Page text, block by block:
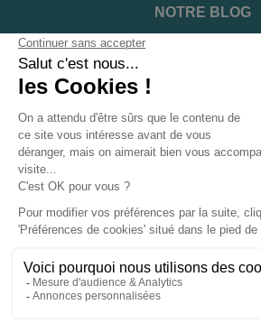
NOTRE BLOG
DEVENIR
NOTRE SERVICE
NOS PARTENAIRES
INFORMATIONS ET CONDITIONS